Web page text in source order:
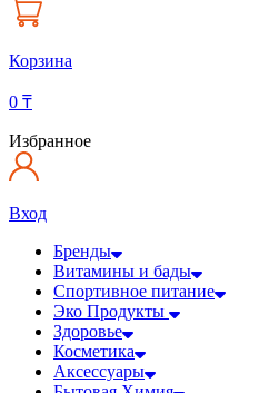
Корзина
0 ₸
Избранное
Вход
Бренды
Витамины и бады
Спортивное питание
Эко Продукты
Здоровье
Косметика
Аксессуары